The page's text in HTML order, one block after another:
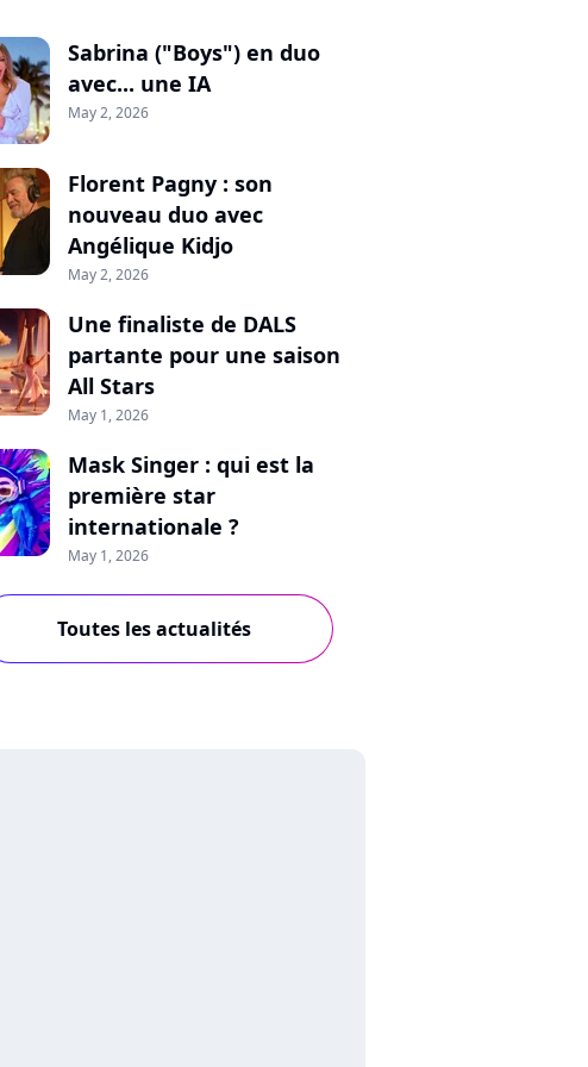
Sabrina ("Boys") en duo
avec... une IA
May 2, 2026
Florent Pagny : son
nouveau duo avec
Angélique Kidjo
May 2, 2026
Une finaliste de DALS
partante pour une saison
All Stars
May 1, 2026
Mask Singer : qui est la
première star
internationale ?
May 1, 2026
Toutes les actualités